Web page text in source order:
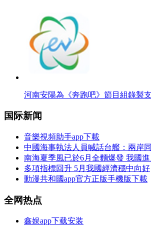
河南安陽為《奔跑吧》節目組錄製
国际新闻
音樂視頻助手app下載
中國海事執法人員喊話台艦：兩岸
南海夏季風已於6月全麵爆發 我國
多項指標回升 5月我國經濟穩中向好
動漫共和國app官方正版手機版下載
全网热点
鑫娱app下载安装